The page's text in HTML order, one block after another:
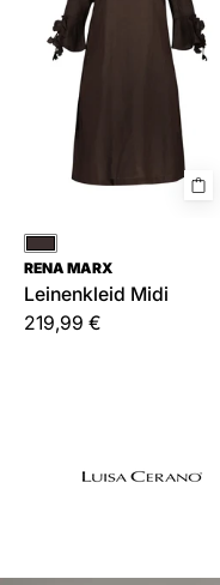
Braun
RENA MARX
Leinenkleid Midi
219,99 €